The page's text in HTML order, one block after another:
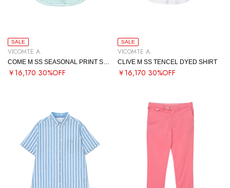
SALE
VICOMTE A.
￥16,170 30%OFF
SALE
VICOMTE A.
CLIVE M SS TENCEL DYED SHIRT
￥16,170 30%OFF